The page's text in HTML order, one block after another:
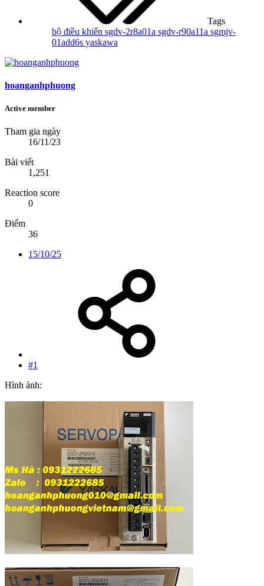
Tags
bộ điều khiển sgdv-2r8a01a sgdv-r90a11a sgmjv-
01add6s yaskawa
hoanganhphuong
Active member
Tham gia ngày
16/11/23
Bài viết
1,251
Reaction score
0
Điểm
36
15/10/25
#1
Hình ảnh: